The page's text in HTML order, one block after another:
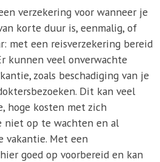
verzekering voor wanneer je
korte duur is, eenmalig, of
met een reisverzekering bereid
kunnen veel onverwachte
zoals beschadiging van je
Dit kan veel
hoge kosten met zich
niet op te wachten en al
vakantie. Met een
goed op voorbereid en kan